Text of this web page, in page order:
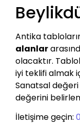
Antika
alanlar
olacaktır.
iyi teklifi almak
Sanatsal
değerini
İletişime geçin: